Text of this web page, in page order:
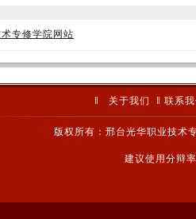
专修学院网站
关于我们 联系
版权所有：邢台光华职业技术
建议使用分辩